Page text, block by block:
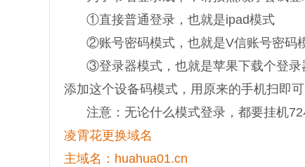
①直接普通登录，也就是ipad模式
②账号密码模式，也就是V信账号密码
③登录器模式，也就是苹果下载个登
添加这个设备码模式，用原来的手机扫即
注意：无论什么模式登录，都要挂机
凌霄花更换域名
主域名：huahua01.cn